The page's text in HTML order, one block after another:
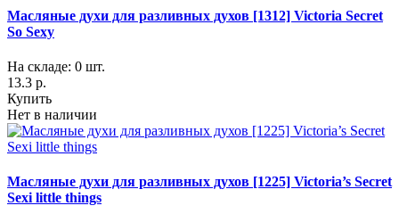
Масляные духи для разливных духов [1312] Victoria Secret
So Sexy
На складе: 0 шт.
13.3 р.
Купить
Нет в наличии
Масляные духи для разливных духов [1225] Victoria’s Secret
Sexi little things